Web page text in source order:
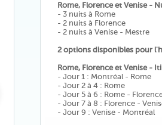
Rome, Florence et Venise -
- 3 nuits à Rome
- 2 nuits à Florence
- 2 nuits à Venise - Mestre
2 options disponibles pour
Rome, Florence et Venise -
- Jour 1 : Montréal - Rome
- Jour 2 à 4 : Rome
- Jour 5 à 6 : Rome -
- Jour 7 à 8 : Florence -
- Jour 9 : Venise - Montréal